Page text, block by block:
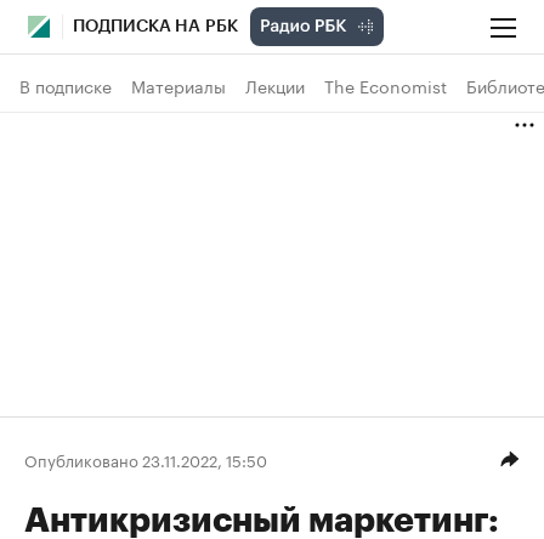
ПОДПИСКА НА РБК
В подписке Материалы Лекции The Economist
Опубликовано 23.11.2022, 15:50
Антикризисный маркетинг: